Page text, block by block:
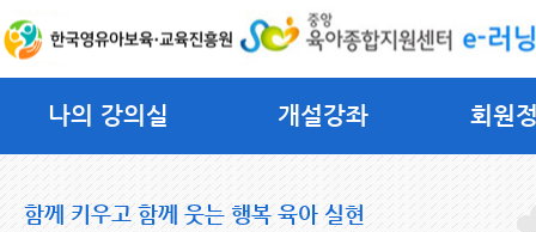
나의 강의실 개설강좌 회원
함께 키우고 함께 웃는 행복 육아 실현